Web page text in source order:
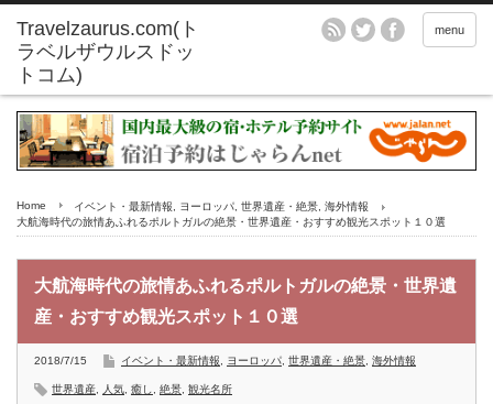
menu
Home イベント・最新情報 ヨーロッパ 世界遺産・絶景 海外情報
大航海時代の旅情あふれるポルトガルの絶景・世界遺産・おすすめ観光スポット１０選
大航海時代の旅情あふれるポルトガルの絶景・世界遺
産・おすすめ観光スポット１０選
2018/7/15 イベント・最新情報 ヨーロッパ 世界遺産・絶景 海外情報
世界遺産 人気 癒し 絶景 観光名所